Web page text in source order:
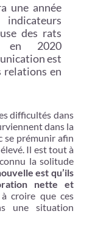
une année
des rats
en 2020
est
relations en
difficultés dans
dans la
se prémunir afin
Il est tout à
la solitude
est qu’ils
nette et
croire que ces
une situation